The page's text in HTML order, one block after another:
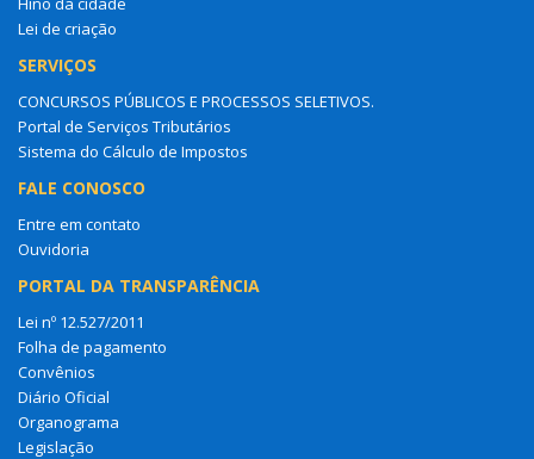
Lei de criação
SERVIÇOS
CONCURSOS PÚBLICOS E PROCESSOS SELETIVOS.
Portal de Serviços Tributários
Sistema do Cálculo de Impostos
FALE CONOSCO
Entre em contato
Ouvidoria
PORTAL DA TRANSPARÊNCIA
Lei nº 12.527/2011
Folha de pagamento
Convênios
Diário Oficial
Organograma
Legislação